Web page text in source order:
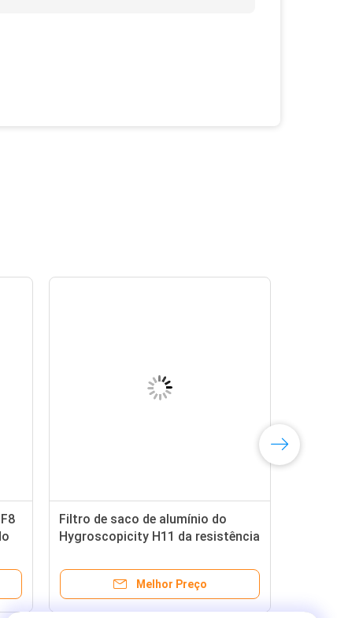
Filtro de saco de alumínio do
Hygroscopicity H11 da resistência
Melhor Preço